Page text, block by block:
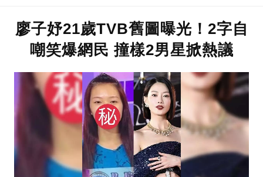
廖子妤21歲TVB舊圖曝光！2字自
嘲笑爆網民 撞樣2男星掀熱議